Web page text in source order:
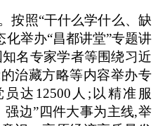
按照“干什么学什么、缺
化举办“昌都讲堂”专题讲
名专家学者等围绕习近
治藏方略等内容举办专
达12500人;以精准服
强边”四件大事为主线,举